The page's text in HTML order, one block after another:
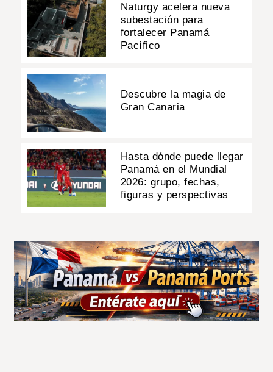
Naturgy acelera nueva
subestación para
fortalecer Panamá
Pacífico
Descubre la magia de
Gran Canaria
Hasta dónde puede llegar
Panamá en el Mundial
2026: grupo, fechas,
figuras y perspectivas